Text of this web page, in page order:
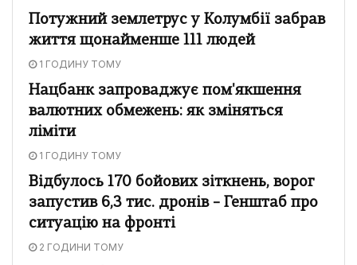
Потужний землетрус у Колумбії забрав
життя щонайменше 111 людей
1 ГОДИНУ ТОМУ
Нацбанк запроваджує пом'якшення
валютних обмежень: як зміняться
ліміти
1 ГОДИНУ ТОМУ
Відбулось 170 бойових зіткнень, ворог
запустив 6,3 тис. дронів – Генштаб про
ситуацію на фронті
2 ГОДИНИ ТОМУ